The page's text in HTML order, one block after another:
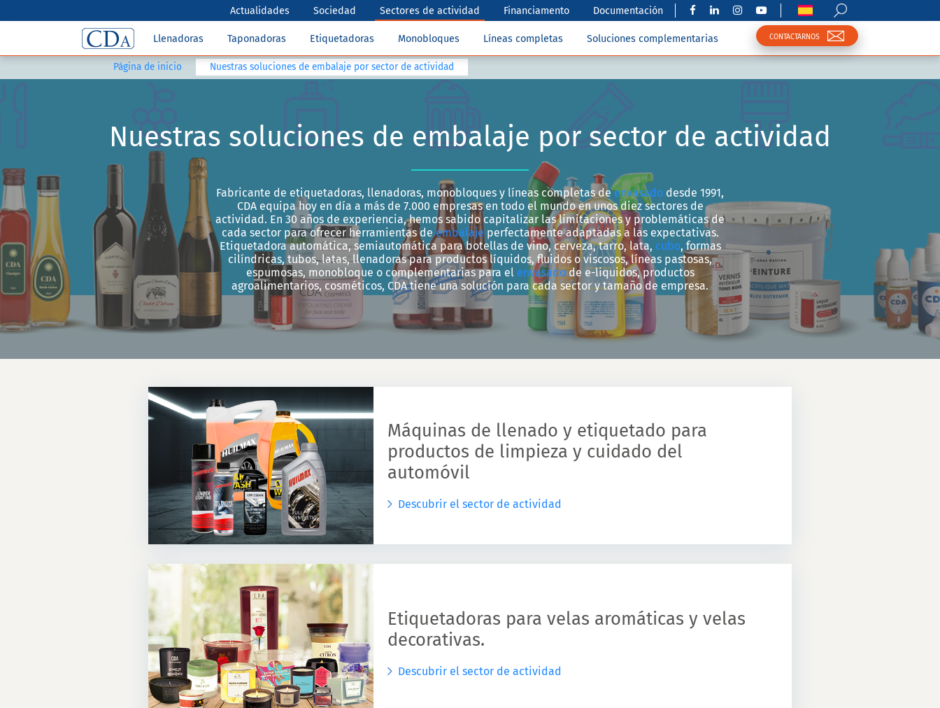
Actualidades Sociedad Sectores de actividad Financiamento Documentación
Llenadoras Taponadoras Etiquetadoras Monobloques Líneas completas Soluciones complementarias CONTACTARNOS
Página de inicio Nuestras soluciones de embalaje por sector de actividad
Nuestras soluciones de embalaje por sector de actividad
Fabricante de etiquetadoras, llenadoras, monobloques y líneas completas deenvasado desde 1991,
CDA equipa hoy en día a más de 7.000 empresas en todo el mundo en unos diez sectores de
actividad. En 30 años de experiencia, hemos sabido capitalizar las limitaciones y problemáticas de
cada sector para ofrecer herramientas deembalajeperfectamente adaptadas a las expectativas.
Etiquetadora automática, semiautomática para botellas de vino, cerveza, tarro, lata, cubo, formas
cilíndricas, tubos, latas, llenadoras para productos líquidos, fluidos o viscosos, líneas pastosas,
espumosas, monobloque o complementarias para el envasadode e-liquidos, productos
agroalimentarios, cosméticos, CDA tiene una solución para cada sector y tamaño de empresa.
Máquinas de llenado y etiquetado para
productos de limpieza y cuidado del
automóvil
Descubrir el sector de actividad
Etiquetadoras para velas aromáticas y velas
decorativas.
Descubrir el sector de actividad